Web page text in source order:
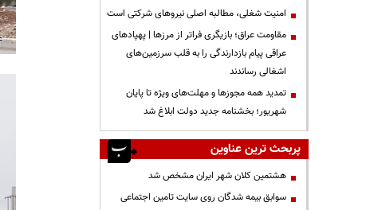
‌امنیت شغلی، مطالبه اصلی نیروهای شرکتی است
مقاومت عراق؛ بازیگری فراتر از مرزها | پهپادهای
عراقی پیام بازدارندگی را به قلب سرزمین‌های
اشغالی رساندند
تمدید همه مجوزها و مهلت‌های ویژه تا پایان
شهریور؛ بخشنامه جدید دولت ابلاغ شد
پربحث ترین عناوین
هشتمین کلان شهر ایران مشخص شد
سوابق بیمه شدگان روی سایت تامین اجتماعی